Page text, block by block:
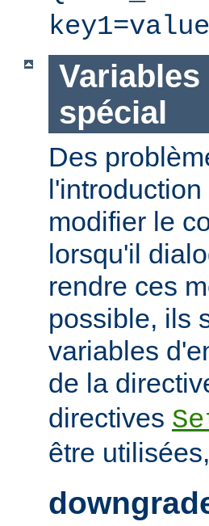
spécial
Des
modifier le
lorsqu'il
rendre ces
possible, ils
variables
de la
directives
être